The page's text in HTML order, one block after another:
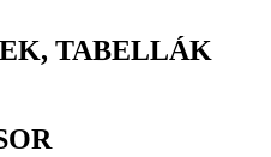
TABELLÁK